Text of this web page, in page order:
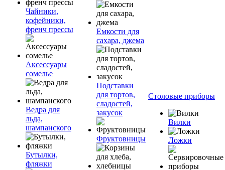
Чайники,
кофейники,
френч прессы
Аксессуары
сомелье
Ведра для
льда,
шампанского
Бутылки,
фляжки
Емкости для
сахара, джема
Подставки
для тортов,
сладостей,
закусок
Фруктовницы
Столовые приборы
Вилки
Ложки